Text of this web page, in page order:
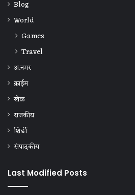
Blog
World
Games
Travel
अ.नगर
क्राईम
खेळ
राजकीय
शिर्डी
संपादकीय
Last Modified Posts